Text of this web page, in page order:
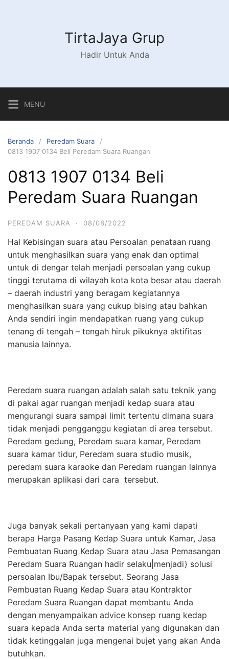
TirtaJaya Grup
Hadir Untuk Anda
MENU
Beranda
Peredam Suara
0813 1907 0134 Beli Peredam Suara Ruangan
0813 1907 0134 Beli
Peredam Suara Ruangan
PEREDAM SUARA · 08/08/2022
Hal Kebisingan suara atau Persoalan penataan ruang
untuk menghasilkan suara yang enak dan optimal
untuk di dengar telah menjadi persoalan yang cukup
tinggi terutama di wilayah kota kota besar atau daerah
– daerah industri yang beragam kegiatannya
menghasilkan suara yang cukup bising atau bahkan
Anda sendiri ingin mendapatkan ruang yang cukup
tenang di tengah – tengah hiruk pikuknya aktifitas
manusia lainnya.
Peredam suara ruangan adalah salah satu teknik yang
di pakai agar ruangan menjadi kedap suara atau
mengurangi suara sampai limit tertentu dimana suara
tidak menjadi pengganggu kegiatan di area tersebut.
Peredam gedung, Peredam suara kamar, Peredam
suara kamar tidur, Peredam suara studio musik,
peredam suara karaoke dan Peredam ruangan lainnya
merupakan aplikasi dari cara tersebut.
Juga banyak sekali pertanyaan yang kami dapati
berapa Harga Pasang Kedap Suara untuk Kamar, Jasa
Pembuatan Ruang Kedap Suara atau Jasa Pemasangan
Peredam Suara Ruangan hadir selaku|menjadi} solusi
persoalan Ibu/Bapak tersebut. Seorang Jasa
Pembuatan Ruang Kedap Suara atau Kontraktor
Peredam Suara Ruangan dapat membantu Anda
dengan menyampaikan advice konsep ruang kedap
suara kepada Anda serta material yang digunakan dan
tidak ketinggalan juga mengenai bujet yang akan Anda
butuhkan.